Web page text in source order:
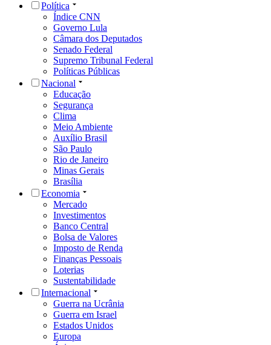
Política
Índice CNN
Governo Lula
Câmara dos Deputados
Senado Federal
Supremo Tribunal Federal
Políticas Públicas
Nacional
Educação
Segurança
Clima
Meio Ambiente
Auxílio Brasil
São Paulo
Rio de Janeiro
Minas Gerais
Brasília
Economia
Mercado
Investimentos
Banco Central
Bolsa de Valores
Imposto de Renda
Finanças Pessoais
Loterias
Sustentabilidade
Internacional
Guerra na Ucrânia
Guerra em Israel
Estados Unidos
Europa